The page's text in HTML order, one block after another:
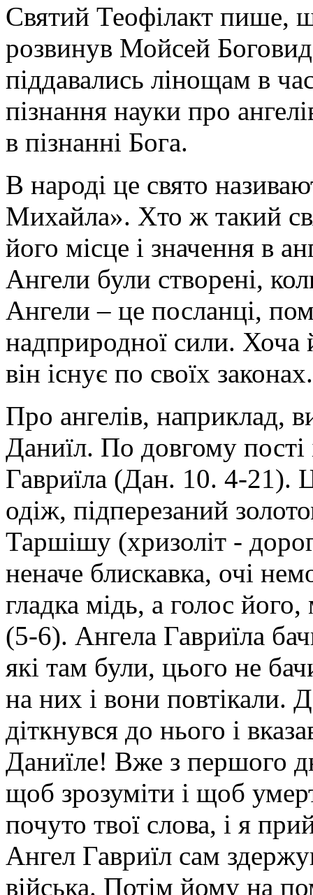
Святий Теофілакт пише,
розвинув Мойсей
піддавались лінощам в
пізнання науки про
в пізнанні Бога.
В народі це свято
Михайла». Хто ж такий
його місце і значення в
Ангели були створені,
Ангели – це посланці,
надприродної сили. Хоча
він існує по своїх законах.
Про ангелів, наприклад,
Даниїл. По довгому пості
Гавриїла (Дан. 10. 4-21).
одіж, підперезаний
Таршішу (хризоліт -
неначе блискавка, очі
гладка мідь, а голос
(5-6). Ангела Гавриїла
які там були, цього не
на них і вони повтікали.
діткнувся до нього і
Даниїле! Вже з першого
щоб зрозуміти і щоб
почуто твої слова, і я
Ангел Гавриїл сам
війська. Потім йому на